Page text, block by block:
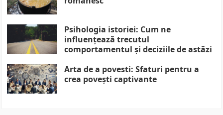
Psihologia istoriei: Cum ne
influențează trecutul
comportamentul și deciziile de astăzi
Arta de a povesti: Sfaturi pentru a
crea povești captivante